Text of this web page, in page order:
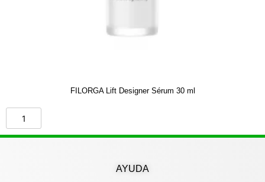
FILORGA Lift Designer Sérum 30 ml
AYUDA